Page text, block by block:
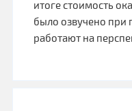
итоге стоимость
было озвучено при
работают на